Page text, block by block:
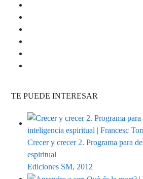
TE PUEDE INTERESAR
Crecer y crecer 2. Programa para
espiritual
Ediciones SM, 2012